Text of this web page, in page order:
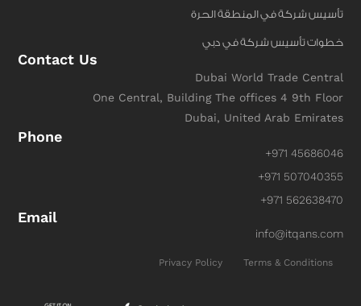
تأسيس شركة في المنطقة الحرة
خطوات تأسيس شركة في دبي
Contact Us
Dubai World Trade Central
One Central, Building The offices 4 9th Floor
Dubai, United Arab Emirates
Phone
+971 45686046
+971 507040355
+971 562638470
Email
info@itqans.com
Privacy Policy Terms & Conditions